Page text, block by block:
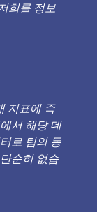
희를 정보
지표에 즉
서 해당 데
로 팀의 동
순히 없습